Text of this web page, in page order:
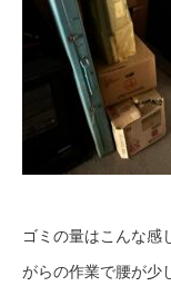
ゴミの量はこんな感
がらの作業で腰が少